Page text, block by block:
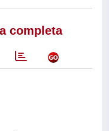
completa